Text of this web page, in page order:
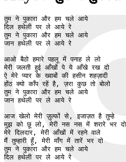
तुम ने पुकारा और हम चले आये
दिल हथेली पर ले आये रे
तुम ने पुकारा और हम चले आये
जान हथेली पर ले आये रे
आओ बैठो हमारे पहलू में पनाह ले लो
मेरी जलती हुई आँखों पे ये आँखे रख दो
ऐ मेरे प्यार के ख्वाबों की हसीन शहज़ादी
होंठ क्यो काँप रहें है, ज़रा कुछ तो बोलो
तुम ने पुकारा और हम चले आये
जान हथेली पर ले आये रे
आज खेलो मेरी ज़ुल्फों से, इजाज़त है तुम्हे
मुझ को छू लो, मेरी नस नस में शरारे भर दो
मेरे दिलदार, मेरी आँखों में रहने वाले
मैं तुम्हारी हूँ, मेरी माँग में तारें भर दो
तुम ने पुकारा और हम चले आये
दिल हथेली पर ले आये रे